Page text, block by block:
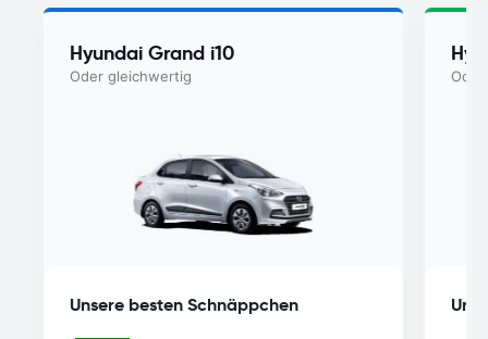
Hyundai Grand i10
Oder gleichwertig
Unsere besten Schnäppchen